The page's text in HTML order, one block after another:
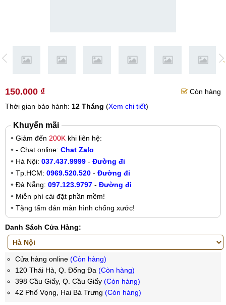
150.000 ₫
Còn hàng
Thời gian bảo hành: 12 Tháng (Xem chi tiết)
Khuyến mãi
Giảm đến 200K khi liên hệ:
- Chat online: Chat Zalo
Hà Nội: 037.437.9999 - Đường đi
Tp.HCM: 0969.520.520 - Đường đi
Đà Nẵng: 097.123.9797 - Đường đi
Miễn phí cài đặt phần mềm!
Tặng tấm dán màn hình chống xước!
Danh Sách Cửa Hàng:
Cửa hàng online (Còn hàng)
120 Thái Hà, Q. Đống Đa (Còn hàng)
398 Cầu Giấy, Q. Cầu Giấy (Còn hàng)
42 Phố Vọng, Hai Bà Trưng (Còn hàng)